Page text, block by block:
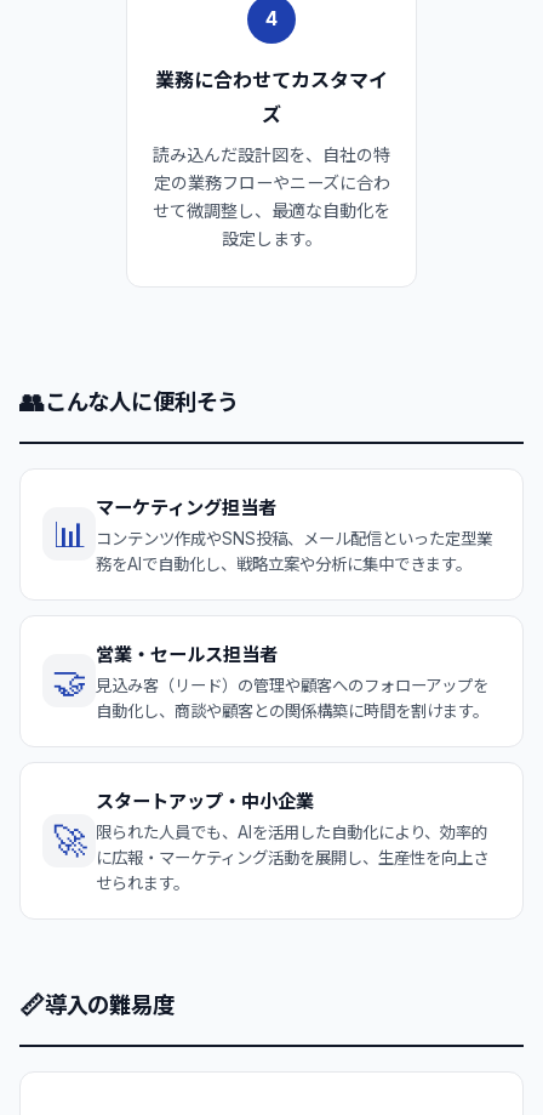
4
業務に合わせてカスタマイ
ズ
読み込んだ設計図を、自社の特
定の業務フローやニーズに合わ
せて微調整し、最適な自動化を
設定します。
👥こんな人に便利そう
📊
マーケティング担当者
コンテンツ作成やSNS投稿、メール配信といった定型業
務をAIで自動化し、戦略立案や分析に集中できます。
🤝
営業・セールス担当者
見込み客（リード）の管理や顧客へのフォローアップを
自動化し、商談や顧客との関係構築に時間を割けます。
🚀
スタートアップ・中小企業
限られた人員でも、AIを活用した自動化により、効率的
に広報・マーケティング活動を展開し、生産性を向上さ
せられます。
📏導入の難易度